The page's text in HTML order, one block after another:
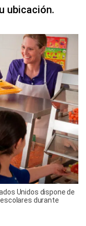
ubicación.
Unidos dispone de
durante